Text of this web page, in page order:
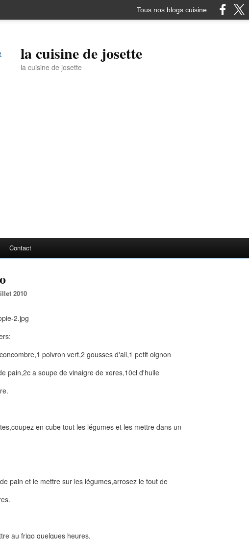
Tous nos blogs cuisine
la cuisine de josette
la cuisine de josette
Contact
2010
poivron vert,2 gousses d'ail,1 petit oignon
pain,2c a soupe de vinaigre de xeres,10cl d'huile
en cube tout les légumes et les mettre dans un
pain et le mettre sur les légumes,arrosez le tout de
au frigo quelques heures.